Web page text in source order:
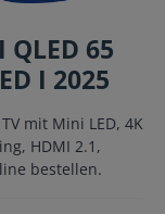
QLED 65
I 2025
mit Mini LED, 4K
HDMI 2.1,
bestellen.